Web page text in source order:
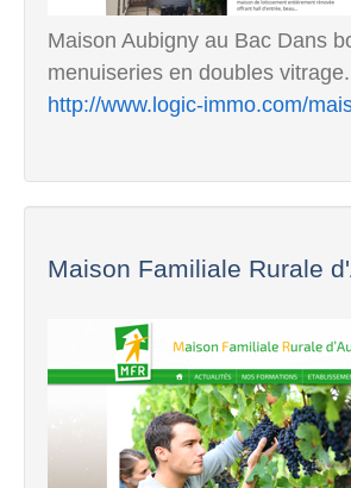
Maison Aubigny au Bac Dans
menuiseries en doubles
http://www.logic-immo.com/
Maison Familiale Rurale